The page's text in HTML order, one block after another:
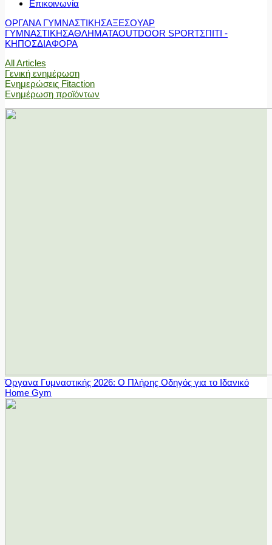
Επικοινωνία
ΟΡΓΑΝΑ ΓΥΜΝΑΣΤΙΚΗΣΑΞΕΣΟΥΑΡ
ΓΥΜΝΑΣΤΙΚΗΣΑΘΛΗΜΑΤΑOUTDOOR SPORTΣΠΙΤΙ -
ΚΗΠΟΣΔΙΑΦΟΡΑ
All Articles
Γενική ενημέρωση
Ενημερώσεις Fitaction
Ενημέρωση προϊόντων
Όργανα Γυμναστικής 2026: Ο Πλήρης Οδηγός για το Ιδανικό
Home Gym